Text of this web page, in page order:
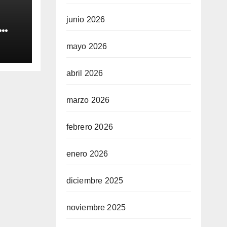
junio 2026
mayo 2026
abril 2026
marzo 2026
febrero 2026
enero 2026
diciembre 2025
noviembre 2025